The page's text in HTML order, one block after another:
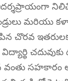
చొరవ
వంతు సహకారం